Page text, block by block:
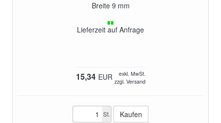
Breite 9 mm
Lieferzeit auf Anfrage
15,34 EUR
exkl. MwSt.
zzgl. Versand
St.